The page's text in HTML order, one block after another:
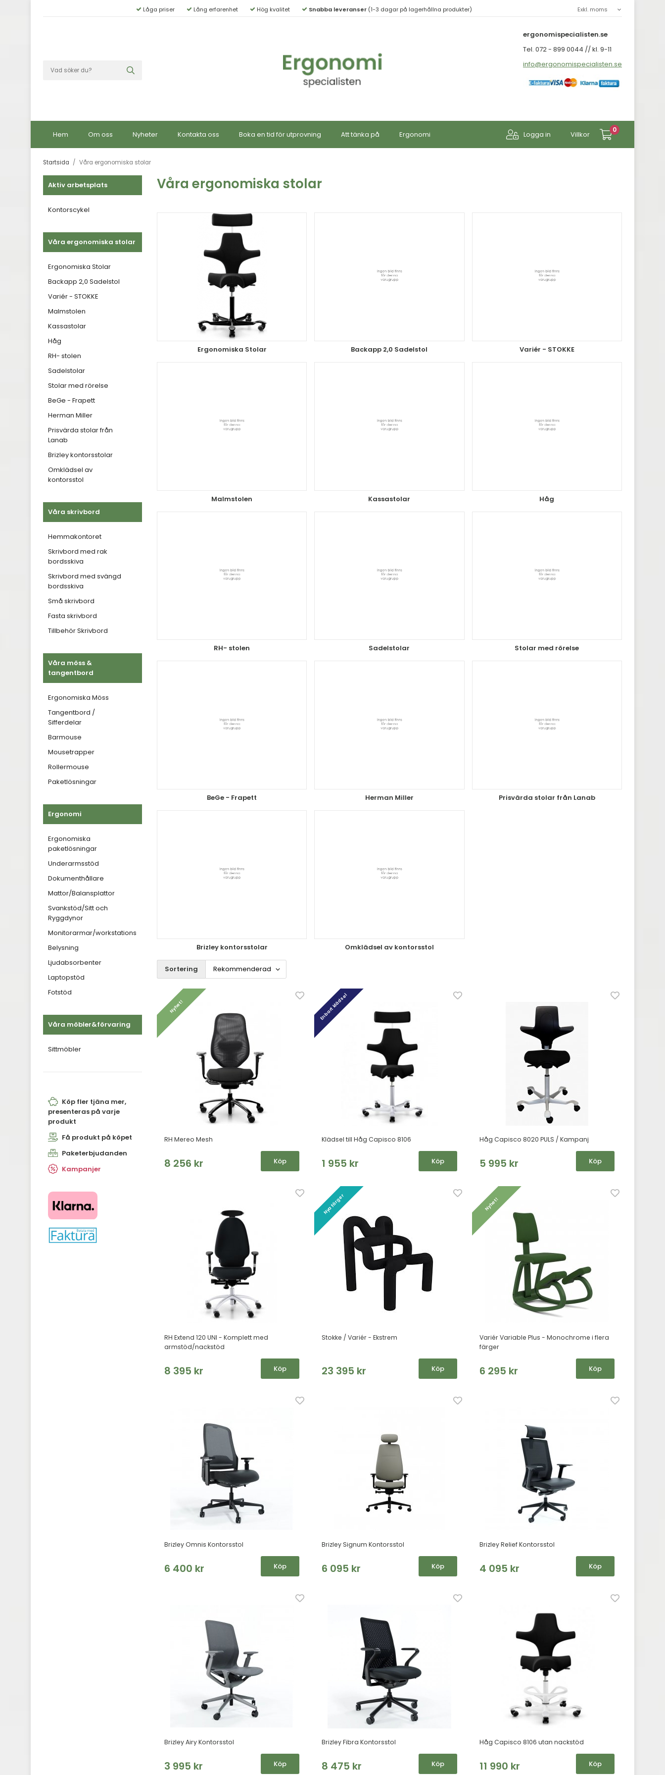
Låga priser Lång erfarenhet Hög kvalitet Snabba leveranser (1-3 dagar på lagerhållna produkter)
ergonomispecialisten.se
Tel. 072 - 899 0044 // kl. 9-11
info@ergonomispecialisten.se
Hem Om oss Nyheter Kontakta oss Boka en tid för utprovning Att tänka på Ergonomi Logga in Villkor 0
Startsida / Våra ergonomiska stolar
Aktiv arbetsplats
Kontorscykel
Våra ergonomiska stolar
Ergonomiska Stolar
Backapp 2,0 Sadelstol
Variér - STOKKE
Malmstolen
Kassastolar
Håg
RH- stolen
Sadelstolar
Stolar med rörelse
BeGe - Frapett
Herman Miller
Prisvärda stolar från
Lanab
Brizley kontorsstolar
Omklädsel av
kontorsstol
Våra skrivbord
Hemmakontoret
Skrivbord med rak
bordsskiva
Skrivbord med svängd
bordsskiva
Små skrivbord
Fasta skrivbord
Tillbehör Skrivbord
Våra möss &
tangentbord
Ergonomiska Möss
Tangentbord /
Sifferdelar
Barmouse
Mousetrapper
Rollermouse
Paketlösningar
Ergonomi
Ergonomiska
paketlösningar
Underarmsstöd
Dokumenthållare
Mattor/Balansplattor
Svankstöd/Sitt och
Ryggdynor
Monitorarmar/workstations
Belysning
Ljudabsorbenter
Laptopstöd
Fotstöd
Våra möbler&förvaring
Sittmöbler
Köp fler tjäna mer,
presenteras på varje
produkt
Få produkt på köpet
Paketerbjudanden
Kampanjer
Våra ergonomiska stolar
Ergonomiska Stolar Backapp 2,0 Sadelstol Variér - STOKKE
Malmstolen Kassastolar Håg
RH- stolen Sadelstolar Stolar med rörelse
BeGe - Frapett Herman Miller Prisvärda stolar från Lanab
Brizley kontorsstolar Omklädsel av kontorsstol
Sortering
Nyhet!
RH Mereo Mesh
8 256 kr Köp
Enbart klädsel
Klädsel till Håg Capisco 8106
1 955 kr Köp
Håg Capisco 8020 PULS / Kampanj
5 995 kr Köp
RH Extend 120 UNI - Komplett med
armstöd/nackstöd
8 395 kr Köp
Nya färger
Stokke / Variér - Ekstrem
23 395 kr Köp
Nyhet!
Variér Variable Plus - Monochrome i flera
färger
6 295 kr Köp
Brizley Omnis Kontorsstol
6 400 kr Köp
Brizley Signum Kontorsstol
6 095 kr Köp
Brizley Relief Kontorsstol
4 095 kr Köp
Brizley Airy Kontorsstol
3 995 kr Köp
Brizley Fibra Kontorsstol
8 475 kr Köp
Håg Capisco 8106 utan nackstöd
11 990 kr Köp